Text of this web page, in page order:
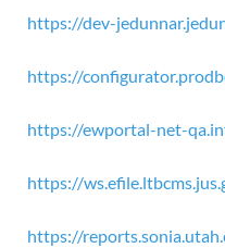
https://dev-
https://
https://ewportal-net-
https://
https://